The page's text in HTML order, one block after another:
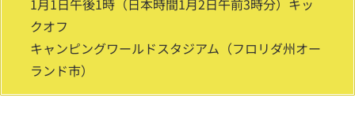
1月1日午後1時（日本時間1月2日午前3時分）キッ
クオフ
キャンピングワールドスタジアム（フロリダ州オー
ランド市）